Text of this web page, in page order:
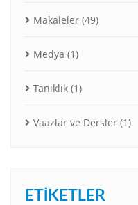
Makaleler (49)
Medya (1)
Tanıklık (1)
Vaazlar ve Dersler (1)
ETIKETLER